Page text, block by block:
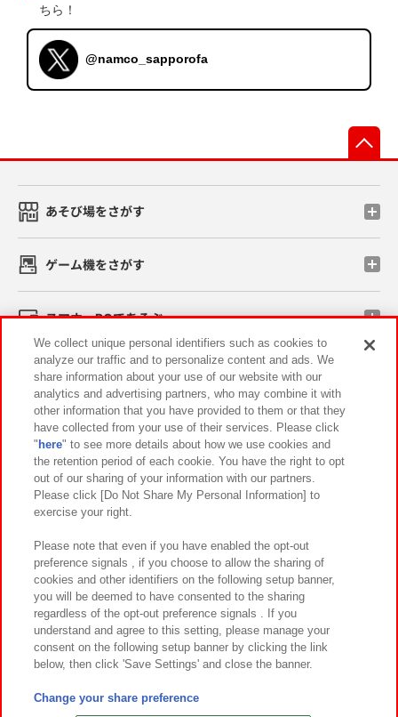
ちら！
@namco_sapporofa
あそび場をさがす
ゲーム機をさがす
スマホ・PCであそぶ
イベント・キャンペーン
関連会社 サステナビリティ サイトポリシー
プライバシーポリシー ウェブアクセシビリティ方針と検証結果
お取引先さまとともに
カスタマーハラスメント対応方針 よくあるご質問・お問い合わせ
©Bandai Namco Amusement Inc.
©Bandai Namco Amusement Lab Inc.
We collect unique personal identifiers such as cookies to
analyze our traffic and to personalize content and ads. We
share information about your use of our website with our
analytics and advertising partners, who may combine it with
other information that you have provided to them or that they
have collected from your use of their services. Please click
" here" to see more details about how we use cookies and
the retention period of each cookie. You have the right to opt
out of our sharing of your information with our partners.
Please click [Do Not Share My Personal Information] to
exercise your right.
Please note that even if you have enabled the opt-out
preference signals , if you choose to allow the sharing of
cookies and other identifiers on the following setup banner,
you will be deemed to have consented to the sharing
regardless of the opt-out preference signals . If you
understand and agree to this setting, please manage your
consent on the following setup banner by clicking the link
below, then click 'Save Settings' and close the banner.
Change your share preference